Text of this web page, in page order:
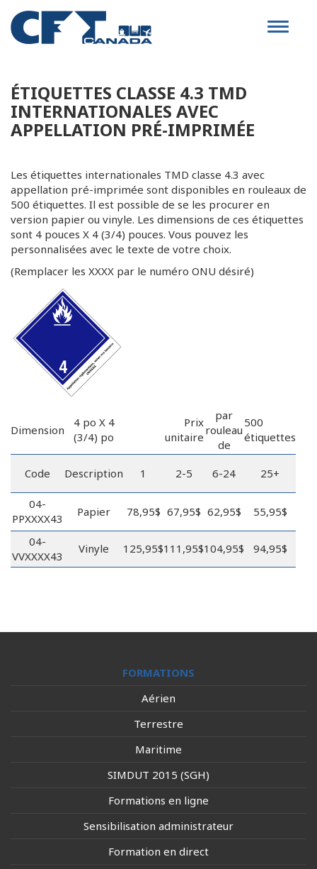
Toggle
ÉTIQUETTES CLASSE 4.3 TMD
INTERNATIONALES AVEC
APPELLATION PRÉ-IMPRIMÉE
Les étiquettes internationales TMD classe 4.3 avec
appellation pré-imprimée sont disponibles en rouleaux de
500 étiquettes. Il est possible de se les procurer en
version papier ou vinyle. Les dimensions de ces étiquettes
sont 4 pouces X 4 (3/4) pouces. Vous pouvez les
personnalisées avec le texte de votre choix.
(Remplacer les XXXX par le numéro ONU désiré)
Dimension
4 po X 4
(3/4) po
Prix
unitaire
par
rouleau
de
500
étiquettes
Code Description 1 2-5 6-24 25+
04-
PPXXXX43
Papier 78,95$ 67,95$ 62,95$ 55,95$
04-
VVXXXX43
Vinyle 125,95$111,95$104,95$ 94,95$
FORMATIONS
Aérien
Terrestre
Maritime
SIMDUT 2015 (SGH)
Formations en ligne
Sensibilisation administrateur
Formation en direct